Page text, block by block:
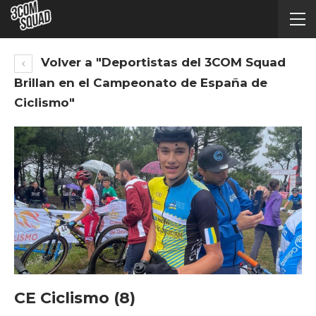
Volver a "Deportistas del 3COM Squad
Brillan en el Campeonato de España de
Ciclismo"
CE Ciclismo (8)